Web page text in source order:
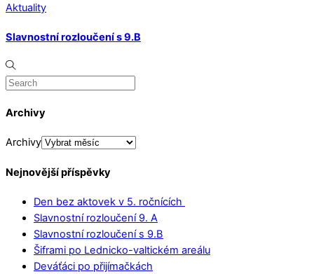
Aktuality
Slavnostní rozloučení s 9.B
Archivy
Archivy
Nejnovější příspěvky
Den bez aktovek v 5. ročnících
Slavnostní rozloučení 9. A
Slavnostní rozloučení s 9.B
Šiframi po Lednicko-valtickém areálu
Deváťáci po přijímačkách